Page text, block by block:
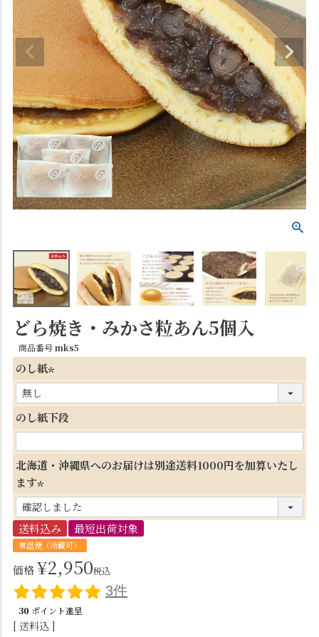
どら焼き・みかさ粒あん5個入
商品番号mks5
のし紙
必
須
のし紙下段
北海道・沖縄県へのお届けは別途送料1000円を加算いたし
ます
(
必
須
)
送料込み 最短出荷対象
常温便（冷蔵可）
価格¥2,950税込
3件
30 ポイント進呈
送料込